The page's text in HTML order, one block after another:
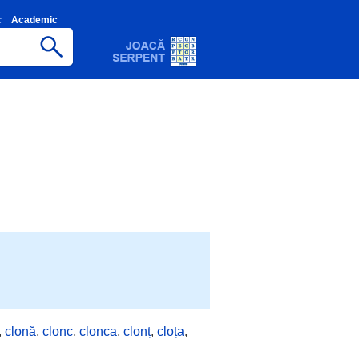
Academic
clonă, clonc, clonca, clonț, cloța,